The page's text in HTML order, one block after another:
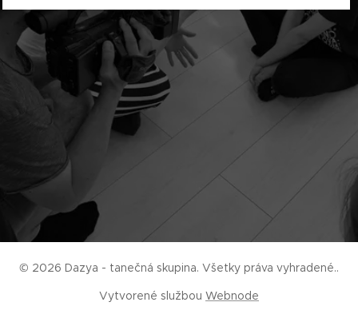
© 2026 Dazya - tanečná skupina. Všetky práva vyhradené..
Vytvorené službou Webnode